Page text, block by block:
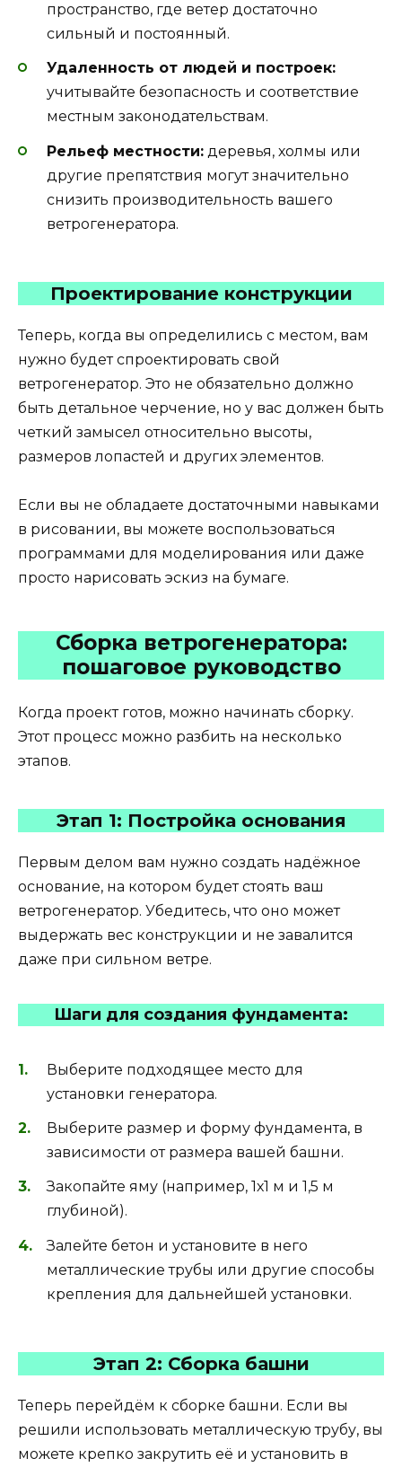
пространство, где ветер достаточно
сильный и постоянный.
Удаленность от людей и построек:
учитывайте безопасность и соответствие
местным законодательствам.
Рельеф местности: деревья, холмы или
другие препятствия могут значительно
снизить производительность вашего
ветрогенератора.
Проектирование конструкции
Теперь, когда вы определились с местом, вам
нужно будет спроектировать свой
ветрогенератор. Это не обязательно должно
быть детальное черчение, но у вас должен быть
четкий замысел относительно высоты,
размеров лопастей и других элементов.
Если вы не обладаете достаточными навыками
в рисовании, вы можете воспользоваться
программами для моделирования или даже
просто нарисовать эскиз на бумаге.
Сборка ветрогенератора:
пошаговое руководство
Когда проект готов, можно начинать сборку.
Этот процесс можно разбить на несколько
этапов.
Этап 1: Постройка основания
Первым делом вам нужно создать надёжное
основание, на котором будет стоять ваш
ветрогенератор. Убедитесь, что оно может
выдержать вес конструкции и не завалится
даже при сильном ветре.
Шаги для создания фундамента:
Выберите подходящее место для
установки генератора.
Выберите размер и форму фундамента, в
зависимости от размера вашей башни.
Закопайте яму (например, 1х1 м и 1,5 м
глубиной).
Залейте бетон и установите в него
металлические трубы или другие способы
крепления для дальнейшей установки.
Этап 2: Сборка башни
Теперь перейдём к сборке башни. Если вы
решили использовать металлическую трубу, вы
можете крепко закрутить её и установить в